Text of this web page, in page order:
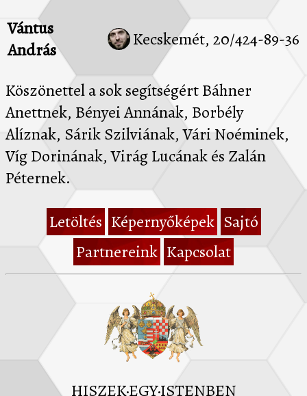
Vántus
András
Kecskemét, 20/424-89-36
Köszönettel a sok segítségért Báhner
Anettnek, Bényei Annának, Borbély
Alíznak, Sárik Szilviának, Vári Noéminek,
Víg Dorinának, Virág Lucának és Zalán
Péternek.
Letöltés Képernyőképek Sajtó
Partnereink Kapcsolat
HISZEK·EGY·ISTENBEN